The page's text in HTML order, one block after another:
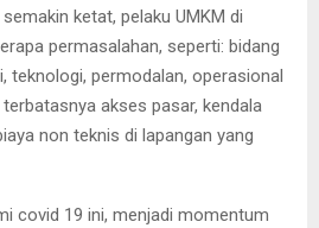
ketat, pelaku UMKM di
permasalahan, seperti: bidang
teknologi, permodalan, operasional
akses pasar, kendala
non teknis di lapangan yang
covid 19 ini, menjadi momentum